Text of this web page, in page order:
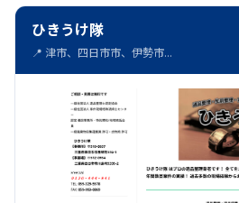
ひきうけ隊
📍 津市、四日市市、伊勢市...